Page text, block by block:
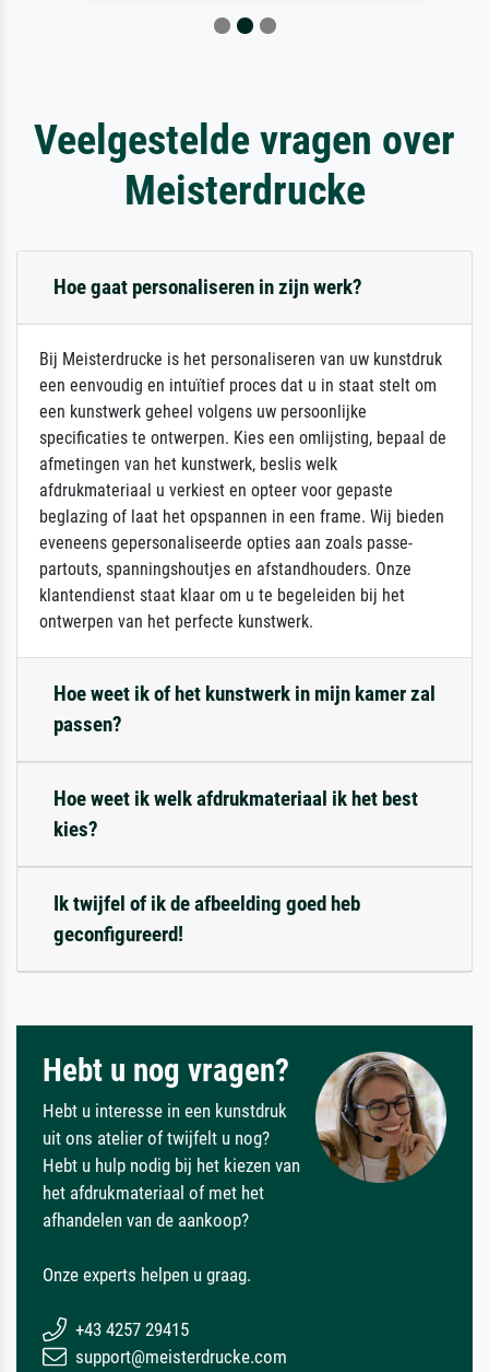
Veelgestelde vragen over
Meisterdrucke
Hoe gaat personaliseren in zijn werk?
Bij Meisterdrucke is het personaliseren van uw kunstdruk
een eenvoudig en intuïtief proces dat u in staat stelt om
een kunstwerk geheel volgens uw persoonlijke
specificaties te ontwerpen. Kies een omlijsting, bepaal de
afmetingen van het kunstwerk, beslis welk
afdrukmateriaal u verkiest en opteer voor gepaste
beglazing of laat het opspannen in een frame. Wij bieden
eveneens gepersonaliseerde opties aan zoals passe-
partouts, spanningshoutjes en afstandhouders. Onze
klantendienst staat klaar om u te begeleiden bij het
ontwerpen van het perfecte kunstwerk.
Hoe weet ik of het kunstwerk in mijn kamer zal
passen?
Hoe weet ik welk afdrukmateriaal ik het best
kies?
Ik twijfel of ik de afbeelding goed heb
geconfigureerd!
Hebt u nog vragen?
Hebt u interesse in een kunstdruk
uit ons atelier of twijfelt u nog?
Hebt u hulp nodig bij het kiezen van
het afdrukmateriaal of met het
afhandelen van de aankoop?
Onze experts helpen u graag.
+43 4257 29415
support@meisterdrucke.com